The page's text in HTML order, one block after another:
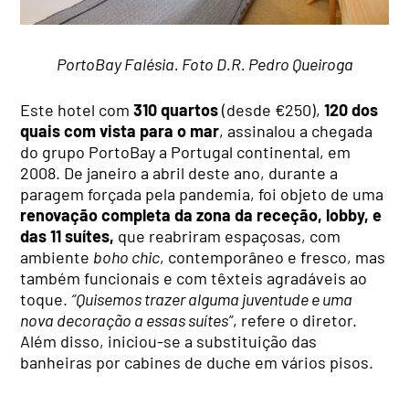
PortoBay Falésia. Foto D.R. Pedro Queiroga
Este hotel com 310 quartos(desde €250), 120 dos
quais com vista para o mar, assinalou a chegada
do grupo PortoBay a Portugal continental, em
2008. De janeiro a abril deste ano, durante a
paragem forçada pela pandemia, foi objeto de uma
renovação completa da zona da receção, lobby, e
das 11 suítes, que reabriram espaçosas, com
ambiente boho chic, contemporâneo e fresco, mas
também funcionais e com têxteis agradáveis ao
toque. “Quisemos trazer alguma juventude e uma
nova decoração a essas suítes”, refere o diretor.
Além disso, iniciou-se a substituição das
banheiras por cabines de duche em vários pisos.